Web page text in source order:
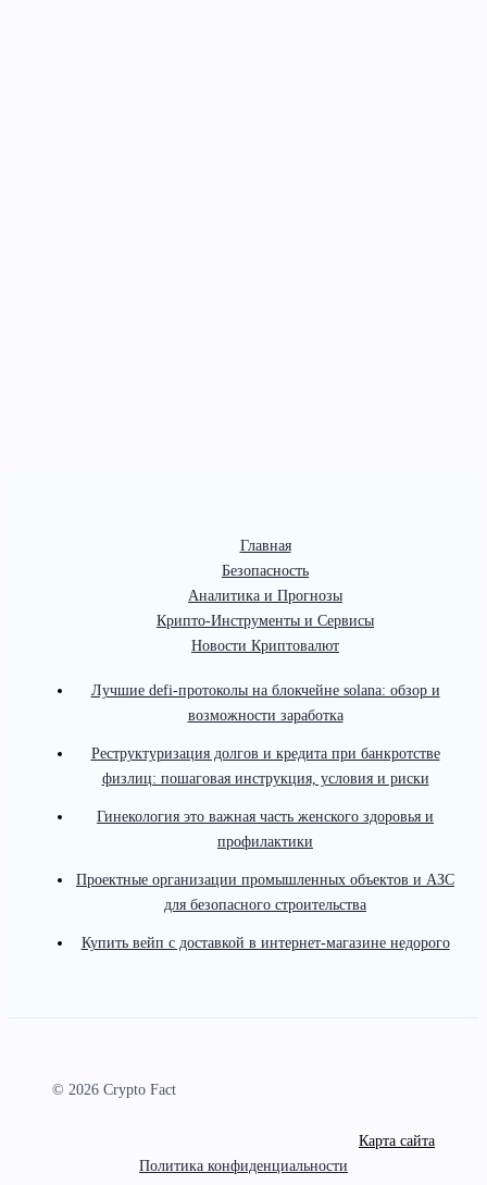
Главная
Безопасность
Аналитика и Прогнозы
Крипто-Инструменты и Сервисы
Новости Криптовалют
Лучшие defi-протоколы на блокчейне solana: обзор и
возможности заработка
Реструктуризация долгов и кредита при банкротстве
физлиц: пошаговая инструкция, условия и риски
Гинекология это важная часть женского здоровья и
профилактики
Проектные организации промышленных объектов и АЗС
для безопасного строительства
Купить вейп с доставкой в интернет-магазине недорого
© 2026 Crypto Fact
Карта сайта
Политика конфиденциальности